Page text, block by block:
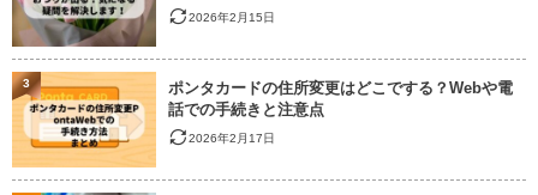
2026年2月15日
ポンタカードの住所変更はどこでする？Webや電
話での手続きと注意点
2026年2月17日
3